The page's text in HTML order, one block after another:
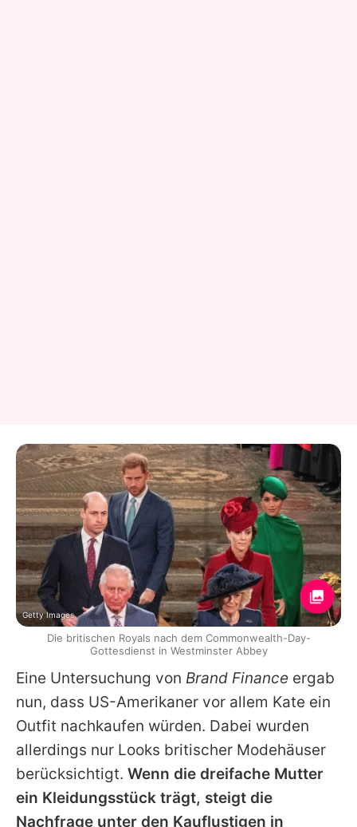
Eine Untersuchung von Brand Finance ergab
nun, dass US-Amerikaner vor allem Kate ein
Outfit nachkaufen würden. Dabei wurden
allerdings nur Looks britischer Modehäuser
berücksichtigt. Wenn die dreifache Mutter
ein Kleidungsstück trägt, steigt die
Nachfrage unter den Kauflustigen in
Getty Images
Die britischen Royals nach dem Commonwealth-Day-
Gottesdienst in Westminster Abbey